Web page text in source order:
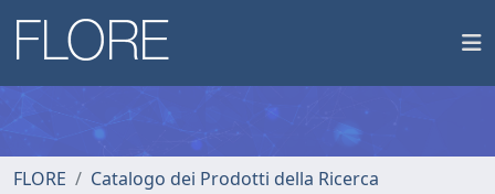
FLORE
Catalogo dei Prodotti della Ricerca